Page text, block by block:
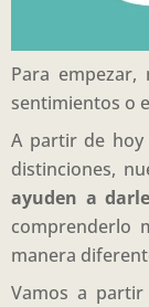
Para
sentimientos o
A partir de hoy
distinciones,
ayuden a
comprenderlo
manera
Vamos a